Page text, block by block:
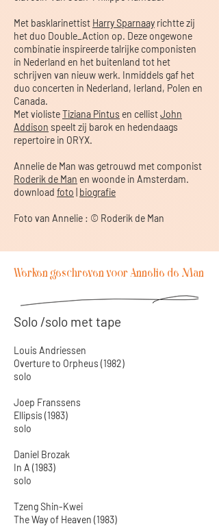
Met basklarinettist Harry Sparnaay richtte zij
het duo Double_Action op. Deze ongewone
combinatie inspireerde talrijke componisten
in Nederland en het buitenland tot het
schrijven van nieuw werk. Inmiddels gaf het
duo concerten in Nederland, Ierland, Polen en
Canada.
Met violisteTiziana Pintus en cellistJohn
Addison speelt zij barok en hedendaags
repertoire in ORYX.
Annelie de Man was getrouwd met componist
Roderik de Man en woonde in Amsterdam.
download foto biografie
Foto van Annelie : © Roderik de Man
Werken geschreven voor Annelie de Man
Solo /solo met tape
Louis Andriessen
Overture to Orpheus (1982)
solo
Joep Franssens
Ellipsis (1983)
solo
Daniel Brozak
In A (1983)
solo
Tzeng Shin-Kwei
The Way of Heaven (1983)